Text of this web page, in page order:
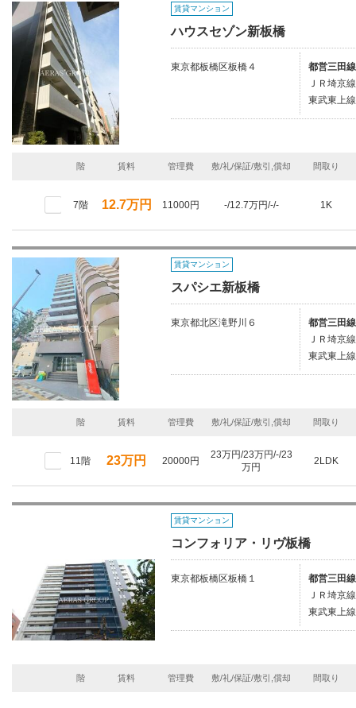
賃貸マンション
ハウスセゾン新板橋
東京都板橋区板橋４
都営三田
ＪＲ埼京
東武東上
階 賃料 管理費 敷/礼/保証/敷引,償却 間取り
7階 12.7万円 11000円 -/12.7万円/-/- 1K
賃貸マンション
スパシエ新板橋
東京都北区滝野川６
都営三田
ＪＲ埼京
東武東上
階 賃料 管理費 敷/礼/保証/敷引,償却 間取り
11階 23万円 20000円
23万円/23万円/-/23
万円
2LDK
賃貸マンション
コンフォリア・リヴ板橋
東京都板橋区板橋１
都営三田
ＪＲ埼京
東武東上
階 賃料 管理費 敷/礼/保証/敷引,償却 間取り